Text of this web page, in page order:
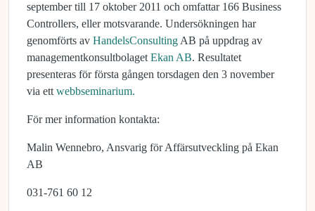
september till 17 oktober 2011 och omfattar 166 Business
Controllers, eller motsvarande. Undersökningen har
genomförts av HandelsConsulting AB på uppdrag av
managementkonsultbolaget Ekan AB. Resultatet
presenteras för första gången torsdagen den 3 november
via ett webbseminarium.
För mer information kontakta:
Malin Wennebro, Ansvarig för Affärsutveckling på Ekan
AB
031-761 60 12